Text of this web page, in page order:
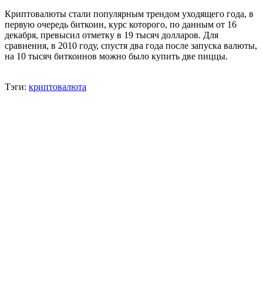
Криптовалюты стали популярным трендом уходящего года, в
первую очередь биткоин, курс которого, по данным от 16
декабря, превысил отметку в 19 тысяч долларов. Для
сравнения, в 2010 году, спустя два года после запуска валюты,
на 10 тысяч биткоинов можно было купить две пиццы.
Тэги: криптовалюта